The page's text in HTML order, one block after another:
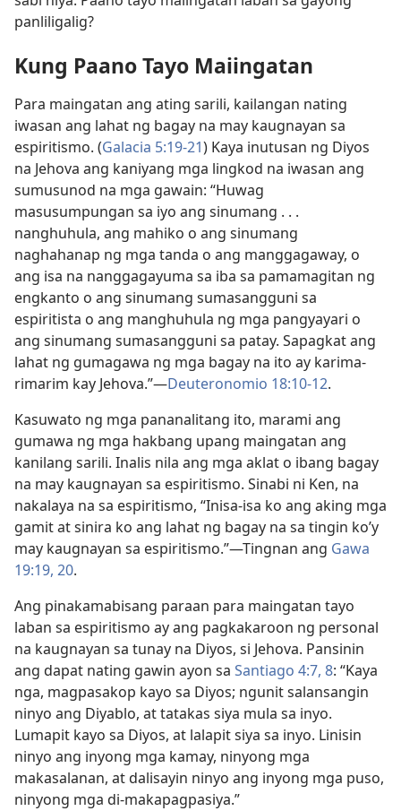
panliligalig?
Kung Paano Tayo Maiingatan
Para maingatan ang ating sarili, kailangan nating
iwasan ang lahat ng bagay na may kaugnayan sa
espiritismo. (Galacia 5:19-21) Kaya inutusan ng Diyos
na Jehova ang kaniyang mga lingkod na iwasan ang
sumusunod na mga gawain: “Huwag
masusumpungan sa iyo ang sinumang . . .
nanghuhula, ang mahiko o ang sinumang
naghahanap ng mga tanda o ang manggagaway, o
ang isa na nanggagayuma sa iba sa pamamagitan ng
engkanto o ang sinumang sumasangguni sa
espiritista o ang manghuhula ng mga pangyayari o
ang sinumang sumasangguni sa patay. Sapagkat ang
lahat ng gumagawa ng mga bagay na ito ay karima-
rimarim kay Jehova.”​—Deuteronomio 18:10-12.
Kasuwato ng mga pananalitang ito, marami ang
gumawa ng mga hakbang upang maingatan ang
kanilang sarili. Inalis nila ang mga aklat o ibang bagay
na may kaugnayan sa espiritismo. Sinabi ni Ken, na
nakalaya na sa espiritismo, “Inisa-isa ko ang aking mga
gamit at sinira ko ang lahat ng bagay na sa tingin ko’y
may kaugnayan sa espiritismo.”​—Tingnan ang Gawa
19:19, 20.
Ang pinakamabisang paraan para maingatan tayo
laban sa espiritismo ay ang pagkakaroon ng personal
na kaugnayan sa tunay na Diyos, si Jehova. Pansinin
ang dapat nating gawin ayon sa Santiago 4:7, 8: “Kaya
nga, magpasakop kayo sa Diyos; ngunit salansangin
ninyo ang Diyablo, at tatakas siya mula sa inyo.
Lumapit kayo sa Diyos, at lalapit siya sa inyo. Linisin
ninyo ang inyong mga kamay, ninyong mga
makasalanan, at dalisayin ninyo ang inyong mga puso,
ninyong mga di-makapagpasiya.”